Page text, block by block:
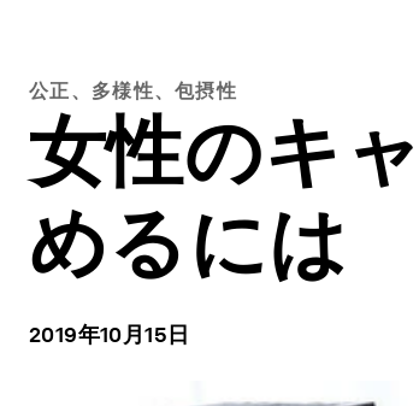
公正、多様性、包摂性
女性のキ
めるには
2019年10月15日